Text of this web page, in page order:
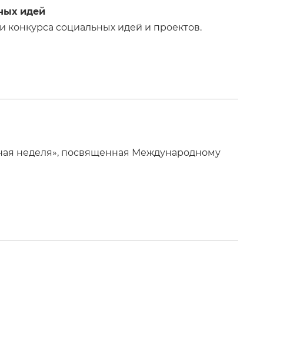
идей
конкурса социальных идей и проектов.
неделя», посвященная Международному